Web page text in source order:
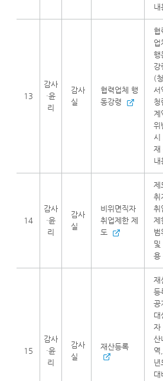
내
13
감사
·윤
리
감사
실
협력업체 행
동강령
협
업
행
강
(
서
청
계
위
시
재
내
14
감사
·윤
리
감사
실
비위면직자
취업제한 제
도
제
취
취
제
범
및
용
15
감사
·윤
리
감사
실
재산등록
재
등
공
대
자
산
역
년
대